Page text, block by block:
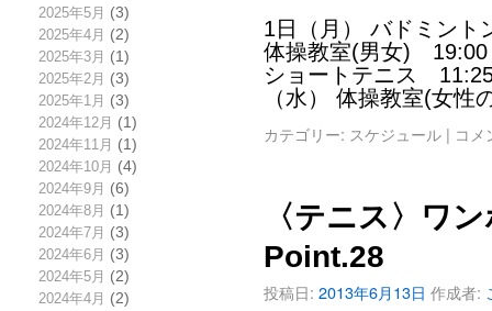
2025年5月 (3)
2025年4月 (2)
2025年3月 (1)
2025年2月 (3)
2025年1月 (3)
2024年12月 (1)
2024年11月 (1)
2024年10月 (4)
2024年9月 (6)
2024年8月 (1)
2024年7月 (3)
2024年6月 (3)
2024年5月 (2)
2024年4月 (2)
1日（月） バドミン
体操教室(男女) 19:00
ショートテニス
（水） 体操教室(女
カテゴリー: スケジュール | コメ
〈テニス〉ワ
Point.28
投稿日: 2013年6月13日 作成者: